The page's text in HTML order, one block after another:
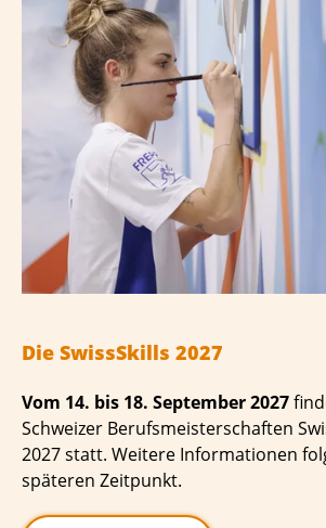
Die SwissSkills 2027
Vom 14. bis 18. September 2027
Schweizer Berufsmeisterschaften
2027 statt. Weitere Informationen
späteren Zeitpunkt.